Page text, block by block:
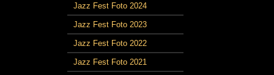
Jazz Fest Foto 2024
Jazz Fest Foto 2023
Jazz Fest Foto 2022
Jazz Fest Foto 2021